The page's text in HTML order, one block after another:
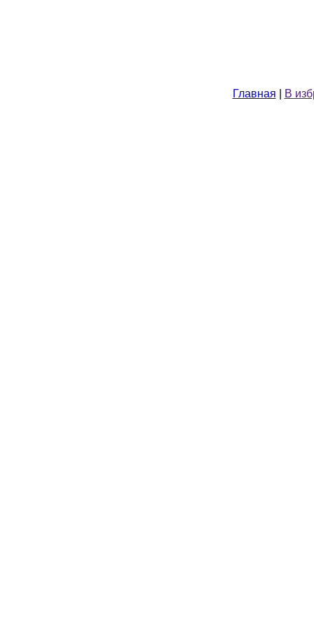
Главная В